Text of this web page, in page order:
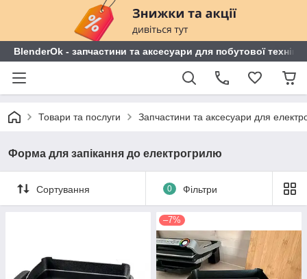
BlenderOk - запчастини та аксесуари для побутової техніки
Товари та послуги Запчастини та аксесуари для
Форма для запікання до електрогрилю
Сортування 0 Фільтри
–7%